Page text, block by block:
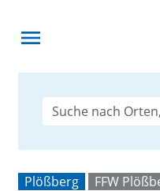
menu
Plößberg FFW